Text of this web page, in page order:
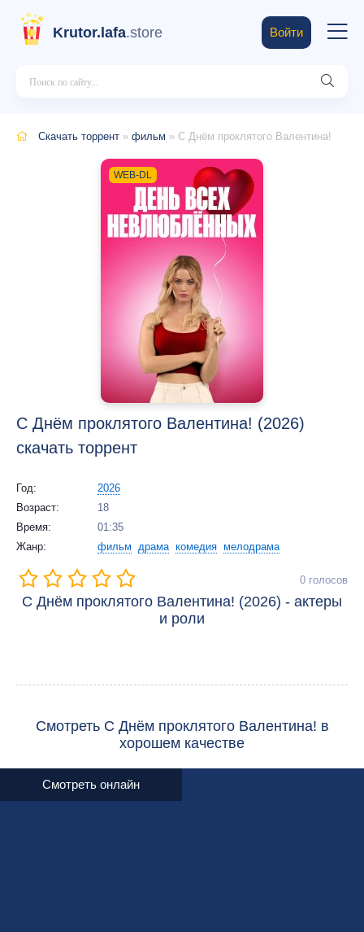
Krutor.lafa.store Войти
Скачать торрент » фильм » С Днём проклятого Валентина!
WEB-DL
С Днём проклятого Валентина! (2026)
скачать торрент
Год:
2026
Возраст:
18
Время:
01:35
Жанр:
фильм драма комедия мелодрама
0 голосов
С Днём проклятого Валентина! (2026) - актеры
и роли
Смотреть С Днём проклятого Валентина! в
хорошем качестве
Смотреть онлайн